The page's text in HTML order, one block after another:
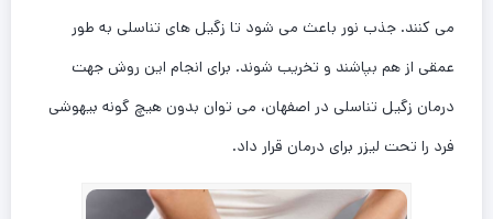
می کنند. جذب نور باعث می شود تا زگیل های تناسلی به طور
عمقی از هم بپاشند و تخریب شوند. برای انجام این روش جهت
درمان زگیل تناسلی در اصفهان، می توان بدون هیچ گونه بیهوشی
فرد را تحت لیزر برای درمان قرار داد.